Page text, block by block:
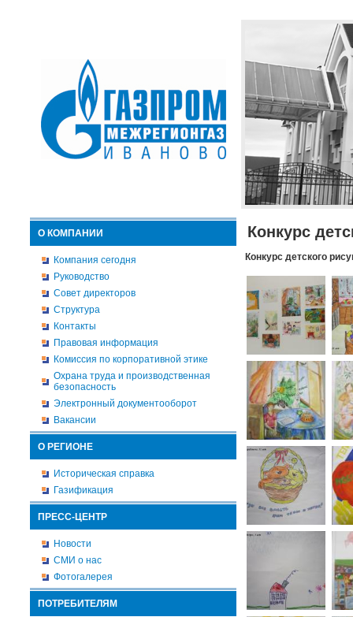
О КОМПАНИИ
Компания сегодня
Руководство
Совет директоров
Структура
Контакты
Правовая информация
Комиссия по корпоративной этике
Охрана труда и производственная
безопасность
Электронный документооборот
Вакансии
О РЕГИОНЕ
Историческая справка
Газификация
ПРЕСС-ЦЕНТР
Новости
СМИ о нас
Фотогалерея
ПОТРЕБИТЕЛЯМ
Конкурс
Конкурс детского